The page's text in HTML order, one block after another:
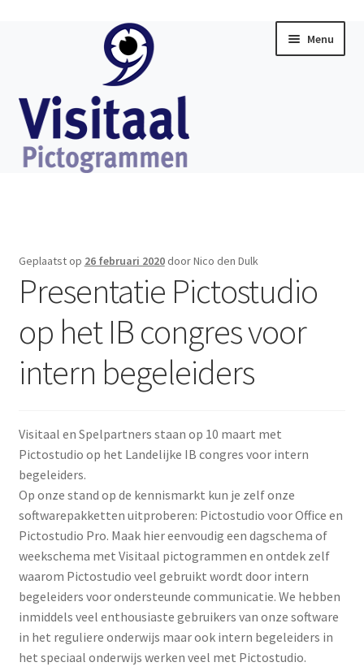
inhoud
Menu
Software
Producten
Media
Werken met pictogrammen
Actueel
Geplaatst op 26 februari 2020 door Nico den Dulk
Presentatie Pictostudio
op het IB congres voor
intern begeleiders
Visitaal en Spelpartners staan op 10 maart met
Pictostudio op het Landelijke IB congres voor intern
begeleiders.
Op onze stand op de kennismarkt kun je zelf onze
softwarepakketten uitproberen: Pictostudio voor Office en
Pictostudio Pro. Maak hier eenvoudig een dagschema of
weekschema met Visitaal pictogrammen en ontdek zelf
waarom Pictostudio veel gebruikt wordt door intern
begeleiders voor ondersteunde communicatie. We hebben
inmiddels veel enthousiaste gebruikers van onze software
in het reguliere onderwijs maar ook intern begeleiders in
het speciaal onderwijs werken veel met Pictostudio.